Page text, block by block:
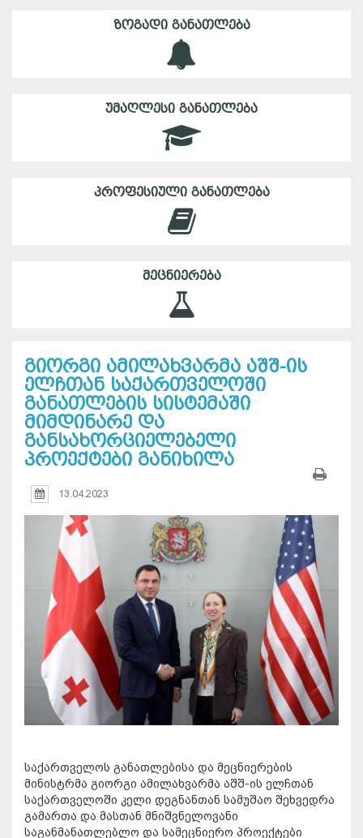
ᲖᲝᲒᲐᲓᲘ ᲒᲐᲜᲐᲗᲚᲔᲑᲐ
ᲣᲛᲐᲦᲚᲔᲡᲘ ᲒᲐᲜᲐᲗᲚᲔᲑᲐ
ᲞᲠᲝᲤᲔᲡᲘᲣᲚᲘ ᲒᲐᲜᲐᲗᲚᲔᲑᲐ
ᲛᲔᲪᲜᲘᲔᲠᲔᲑᲐ
გიორგი ამილახვარმა აშშ-ის
ელჩთან საქართველოში
განათლების სისტემაში
მიმდინარე და
განსახორციელებელი
პროექტები განიხილა
13.04.2023
საქართველოს განათლებისა და მეცნიერების
მინისტრმა გიორგი ამილახვარმა აშშ-ის ელჩთან
საქართველოში კელი დეგნანთან სამუშაო შეხვედრა
გამართა და მასთან მნიშვნელოვანი
საგანმანათლებლო და სამეცნიერო პროექტები